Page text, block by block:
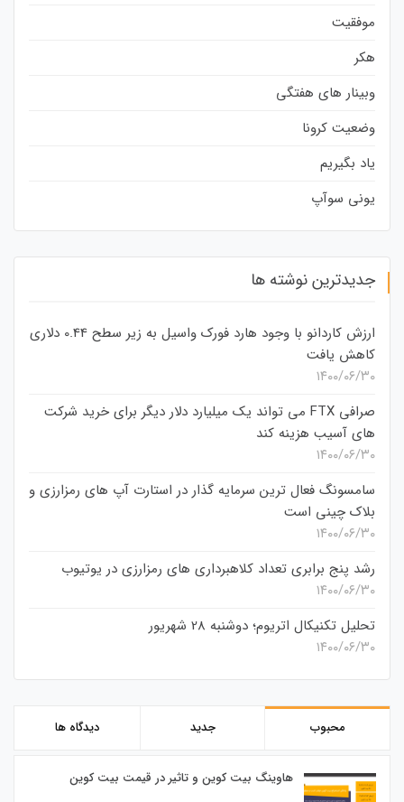
موفقیت
هکر
وبینار های هفتگی
وضعیت کرونا
یاد بگیریم
یونی سوآپ
جدیدترین نوشته ها
ارزش کاردانو با وجود هارد فورک واسیل به زیر سطح 0.44 دلاری
کاهش یافت
۱۴۰۰/۰۶/۳۰
صرافی FTX می تواند یک میلیارد دلار دیگر برای خرید شرکت
های آسیب هزینه کند
۱۴۰۰/۰۶/۳۰
سامسونگ فعال‌ ترین سرمایه‌ گذار در استارت‌ آپ‌ های رمزارزی و
بلاک چینی است
۱۴۰۰/۰۶/۳۰
رشد پنج برابری تعداد کلاهبرداری های رمزارزی در یوتیوب
۱۴۰۰/۰۶/۳۰
تحلیل تکنیکال اتریوم؛ دوشنبه 28 شهریور
۱۴۰۰/۰۶/۳۰
محبوب جدید دیدگاه ها
هاوینگ بیت کوین و تاثیر در قیمت بیت کوین